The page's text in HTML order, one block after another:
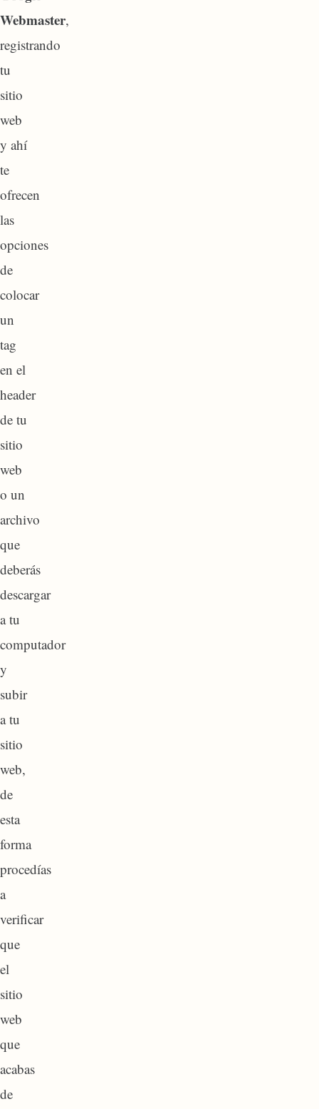
Webmaster,
registrando
tu
sitio
web
y ahí
te
ofrecen
las
opciones
de
colocar
un
tag
en el
header
de tu
sitio
web
o un
archivo
que
deberás
descargar
a tu
computador
y
subir
a tu
sitio
web,
de
esta
forma
procedías
a
verificar
que
el
sitio
web
que
acabas
de